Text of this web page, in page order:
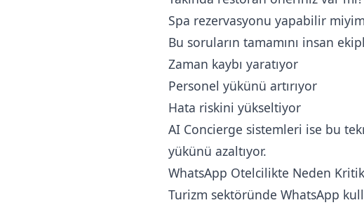
Spa rezervasyonu yapabilir
Bu soruların tamamını insan
Zaman kaybı yaratıyor
Personel yükünü artırıyor
Hata riskini yükseltiyor
AI Concierge sistemleri ise bu
yükünü azaltıyor.
WhatsApp Otelcilikte Neden
Turizm sektöründe WhatsApp